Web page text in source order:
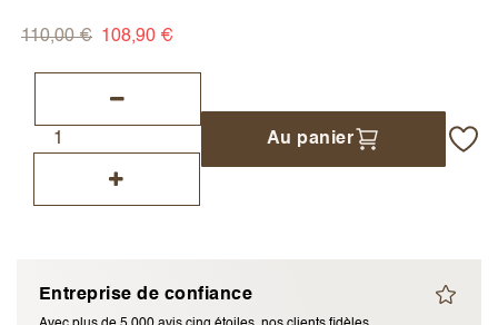
110,00€ 108,90 €
Au panier
Entreprise de confiance
J’accepte les